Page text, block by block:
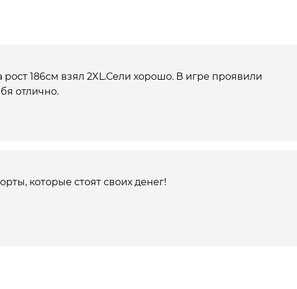
рост 186см взял 2XL.Сели хорошо. В игре проявили
отлично.
которые стоят своих денег!